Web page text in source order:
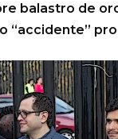
balastro de
“accidente”